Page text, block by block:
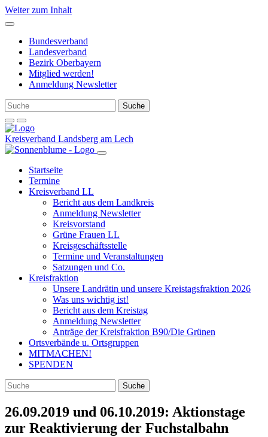
Weiter zum Inhalt
Bundesverband
Landesverband
Bezirk Oberbayern
Mitglied werden!
Anmeldung Newsletter
Kreisverband Landsberg am Lech
Startseite
Termine
Kreisverband LL
Bericht aus dem Landkreis
Anmeldung Newsletter
Kreisvorstand
Grüne Frauen LL
Kreisgeschäftsstelle
Termine und Veranstaltungen
Satzungen und Co.
Kreisfraktion
Unsere Landrätin und unsere Kreistagsfraktion 2026
Was uns wichtig ist!
Bericht aus dem Kreistag
Anmeldung Newsletter
Anträge der Kreisfraktion B90/Die Grünen
Ortsverbände u. Ortsgruppen
MITMACHEN!
SPENDEN
26.09.2019 und 06.10.2019: Aktionstage
zur Reaktivierung der Fuchstalbahn